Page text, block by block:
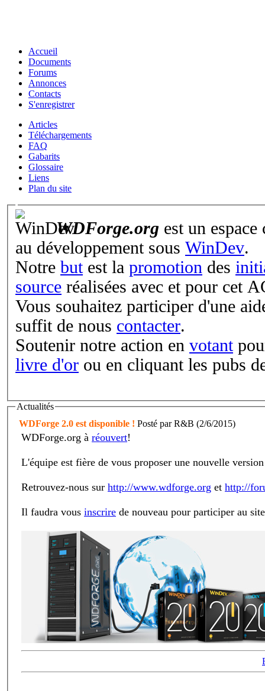
Accueil
Documents
Forums
Annonces
Contacts
S'enregistrer
Articles
Téléchargements
FAQ
Gabarits
Glossaire
Liens
Plan du site
WDForge.org est un
au développement sous WinDev.
Notre butest la promotion des
source réalisées avec et pour cet
Vous souhaitez participer d'une
suffit de nous contacter.
Soutenir notre action en votant
livre d'or ou en cliquant les pubs
Actualités
WDForge 2.0 est disponible !
Posté par R&B (2/6/2015)
WDForge.org à réouvert!
L'équipe est fière de vous proposer une nouvelle
Retrouvez-nous sur http://www.wdforge.org et http://
Il faudra vous inscrire de nouveau pour participer au